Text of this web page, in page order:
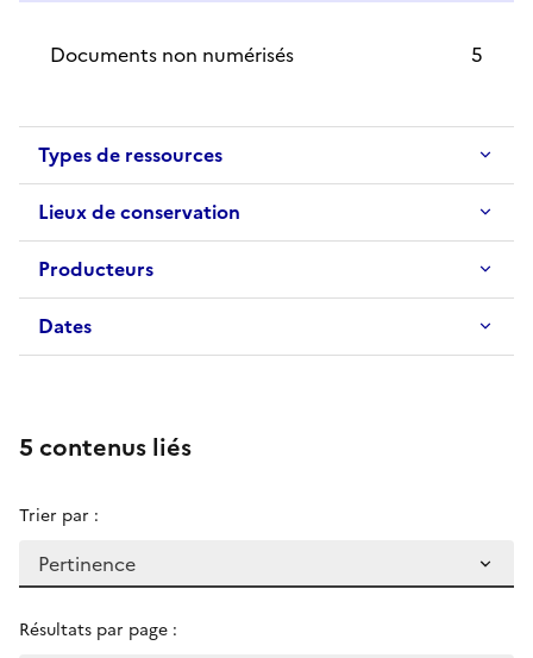
Documents non numérisés 5
Types de ressources
Lieux de conservation
Producteurs
Dates
5 contenus liés
Trier par :
Résultats par page :